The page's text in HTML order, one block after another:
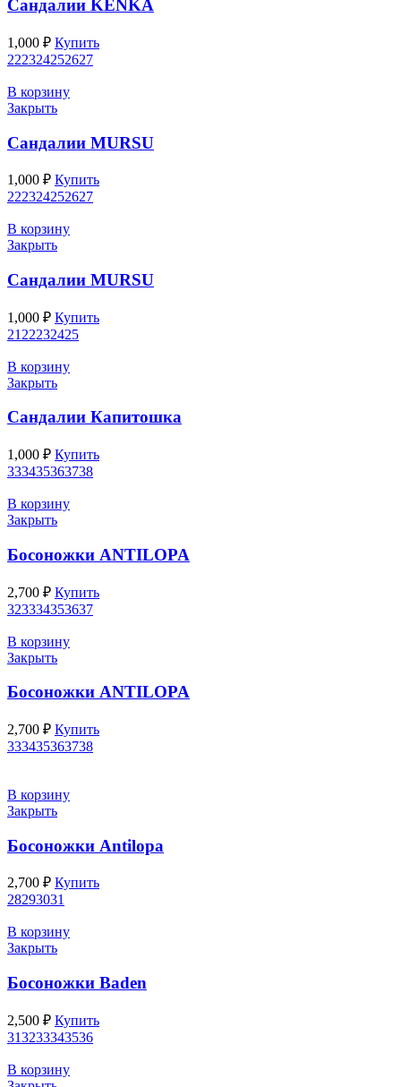
Cандалии KENKA
1,000 ₽ Купить
222324252627
В корзину
Закрыть
Cандалии MURSU
1,000 ₽ Купить
222324252627
В корзину
Закрыть
Cандалии MURSU
1,000 ₽ Купить
21 22232425
В корзину
Закрыть
Cандалии Капитошка
1,000 ₽ Купить
333435363738
В корзину
Закрыть
Босоножки ANTILOPA
2,700 ₽ Купить
323334353637
В корзину
Закрыть
Босоножки ANTILOPA
2,700 ₽ Купить
333435363738
В корзину
Закрыть
Босоножки Antilopa
2,700 ₽ Купить
28293031
В корзину
Закрыть
Босоножки Baden
2,500 ₽ Купить
313233343536
В корзину